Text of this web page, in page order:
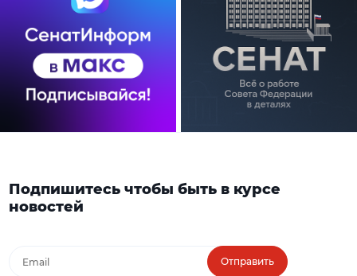
Подпишитесь чтобы быть в курсе
новостей
Отправить